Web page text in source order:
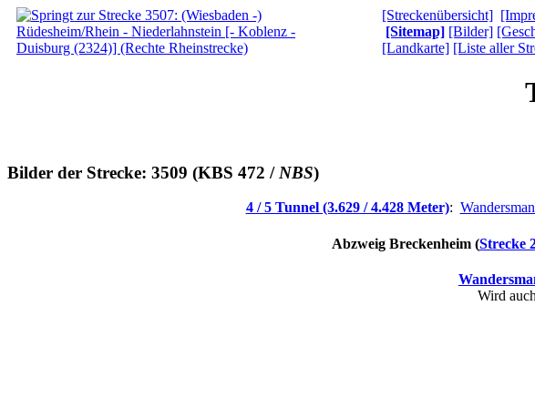
[Streckenübersicht]
[Sitemap] [Bilder]
[Landkarte] [Liste aller
Bilder der Strecke: 3509 (KBS 472 / NBS)
4 / 5 Tunnel (3.629 / 4.428 Meter):
Abzweig Breckenheim (Strecke
Wird auch